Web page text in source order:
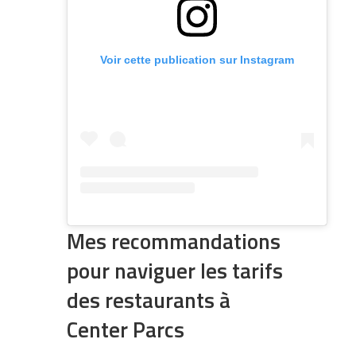
Voir cette publication sur Instagram
Mes recommandations
pour naviguer les tarifs
des restaurants à
Center Parcs